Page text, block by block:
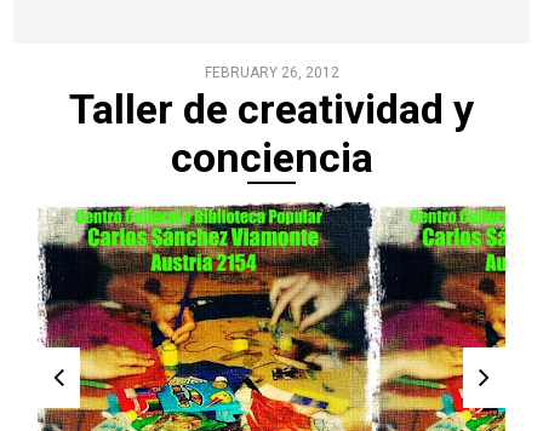
FEBRUARY 26, 2012
Taller de creatividad y
conciencia